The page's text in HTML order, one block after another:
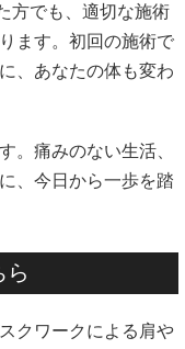
方でも、適切な施術
ます。初回の施術で
、あなたの体も変わ
。痛みのない生活、
、今日から一歩を踏
ら
クワークによる肩や